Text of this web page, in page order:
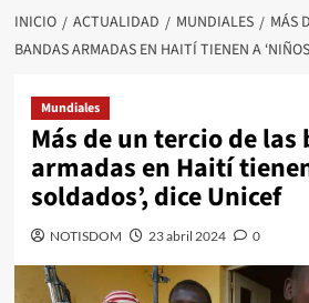
INICIO ACTUALIDAD MUNDIALES
MÁS
BANDAS ARMADAS EN HAITÍ TIENEN A
Mundiales
Más de un tercio de las
armadas en Haití
soldados’, dice Unicef
NOTISDOM 23 abril 2024 0